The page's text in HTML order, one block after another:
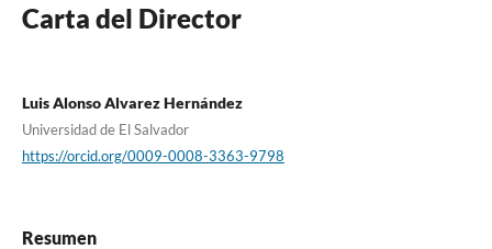
Carta del Director
Luis Alonso Alvarez Hernández
Universidad de El Salvador
https://orcid.org/0009-0008-3363-9798
Resumen